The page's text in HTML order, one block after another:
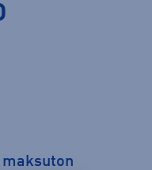
maksuton